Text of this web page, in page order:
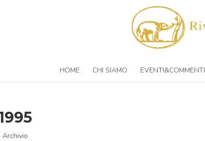
HOME CHI SIAMO EVENTI&COMMENTI
Archivio